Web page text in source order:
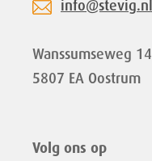
info@stevig.nl
Wanssumseweg 14
5807 EA Oostrum
Volg ons op